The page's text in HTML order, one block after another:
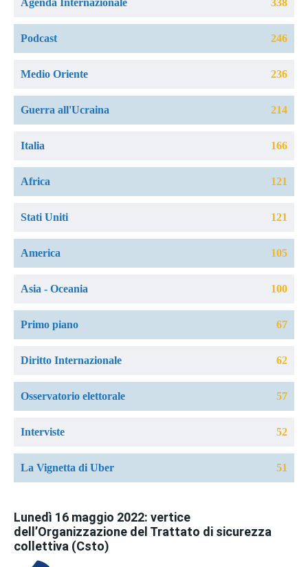
Agenda Internazionale 338
Podcast 246
Medio Oriente 236
Guerra all'Ucraina 214
Italia 166
Africa 121
Stati Uniti 121
America 105
Asia - Oceania 100
Primo piano 67
Diritto Internazionale 62
Osservatorio elettorale 57
Interviste 52
La Vignetta di Uber 51
Lunedì 16 maggio 2022: vertice
dell’Organizzazione del Trattato di sicurezza
collettiva (Csto)